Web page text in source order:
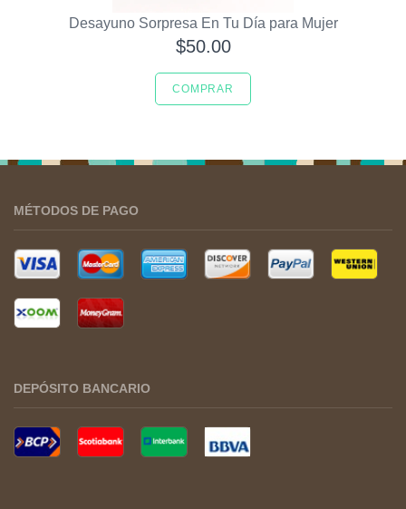
Desayuno Sorpresa En Tu Día para Mujer
$50.00
COMPRAR
MÉTODOS DE PAGO
DEPÓSITO BANCARIO